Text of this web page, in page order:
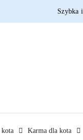
Szybka
kota Karma dla kota